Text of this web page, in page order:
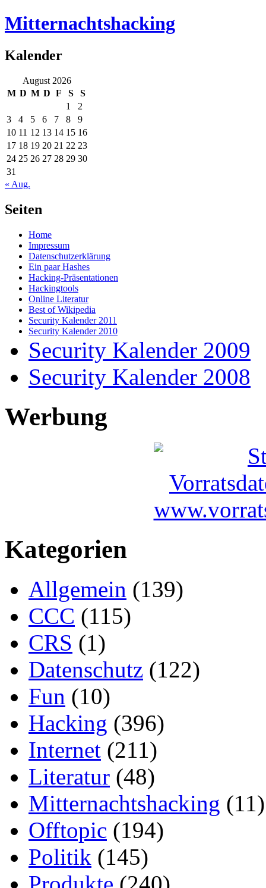
Mitternachtshacking
Kalender
August 2026
M D M D F S
S
1
2
3
4 5 6 7 8
9
10 11 12 13 14 15 16
17 18 19 20 21 22 23
24 25 26 27 28 29 30
31
« Aug.
Seiten
Home
Impressum
Datenschutzerklärung
Ein paar Hashes
Hacking-Präsentationen
Hackingtools
Online Literatur
Best of Wikipedia
Security Kalender 2011
Security Kalender 2010
Security Kalender 2009
Security Kalender 2008
Werbung
Kategorien
Allgemein (139)
CCC (115)
CRS (1)
Datenschutz (122)
Fun (10)
Hacking (396)
Internet (211)
Literatur (48)
Mitternachtshacking (11)
Offtopic (194)
Politik (145)